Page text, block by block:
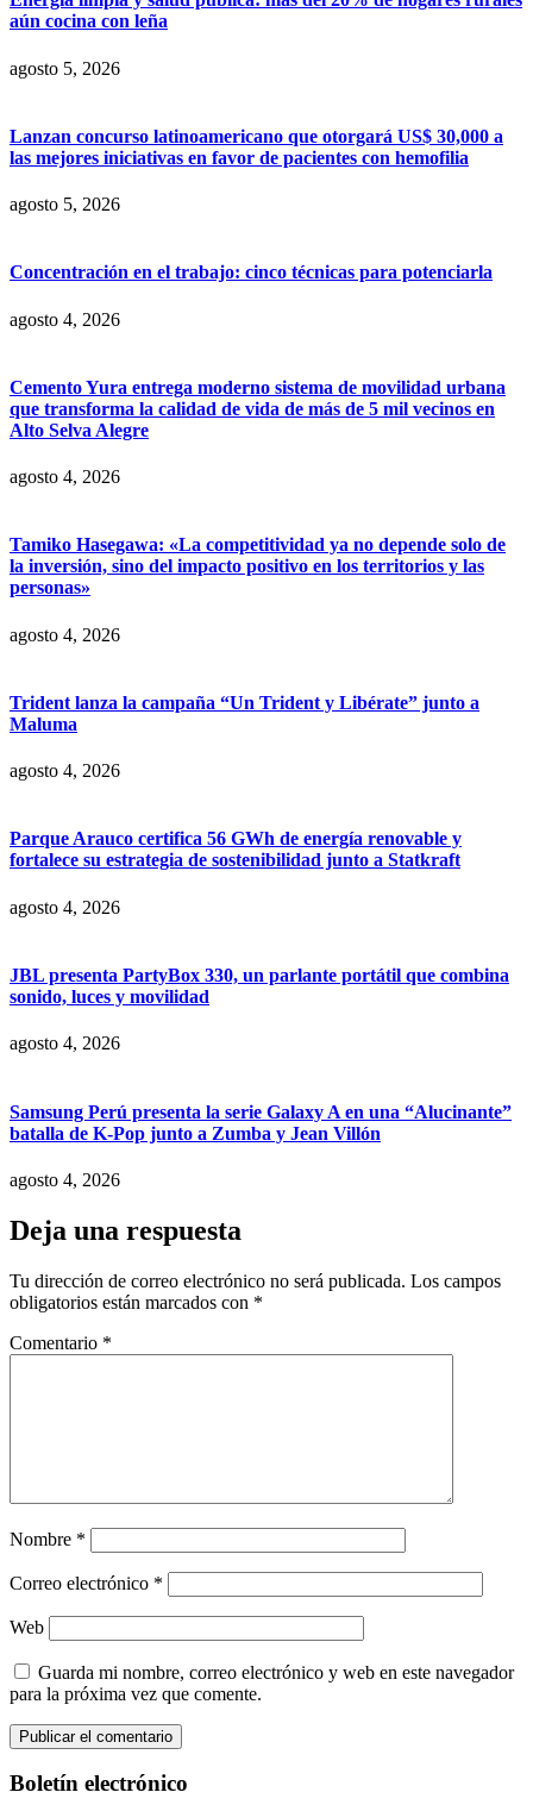
aún cocina con leña
agosto 5, 2026
Lanzan concurso latinoamericano que otorgará US$ 30,000 a
las mejores iniciativas en favor de pacientes con hemofilia
agosto 5, 2026
Concentración en el trabajo: cinco técnicas para potenciarla
agosto 4, 2026
Cemento Yura entrega moderno sistema de movilidad urbana
que transforma la calidad de vida de más de 5 mil vecinos en
Alto Selva Alegre
agosto 4, 2026
Tamiko Hasegawa: «La competitividad ya no depende solo de
la inversión, sino del impacto positivo en los territorios y las
personas»
agosto 4, 2026
Trident lanza la campaña “Un Trident y Libérate” junto a
Maluma
agosto 4, 2026
Parque Arauco certifica 56 GWh de energía renovable y
fortalece su estrategia de sostenibilidad junto a Statkraft
agosto 4, 2026
JBL presenta PartyBox 330, un parlante portátil que combina
sonido, luces y movilidad
agosto 4, 2026
Samsung Perú presenta la serie Galaxy A en una “Alucinante”
batalla de K-Pop junto a Zumba y Jean Villón
agosto 4, 2026
Deja una respuesta
Tu dirección de correo electrónico no será publicada. Los campos
obligatorios están marcados con *
Comentario *
Nombre *
Correo electrónico *
Web
Guarda mi nombre, correo electrónico y web en este navegador
para la próxima vez que comente.
Boletín electrónico